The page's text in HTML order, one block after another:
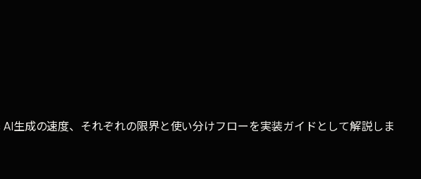
生成の速度、それぞれの限界と使い分けフローを実装ガイドとして解説しま